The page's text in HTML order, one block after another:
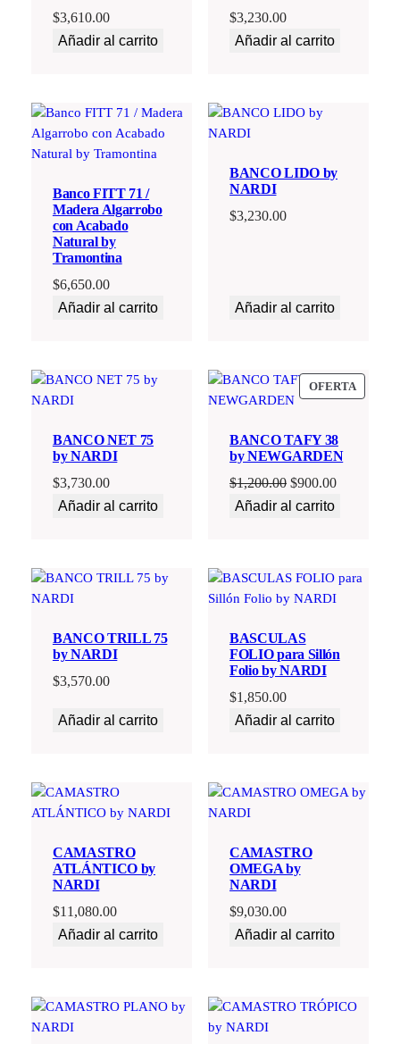
$3,610.00
Añadir al carrito
$3,230.00
Añadir al carrito
Banco FITT 71 /
Madera Algarrobo
con Acabado
Natural by
Tramontina
$6,650.00
Añadir al carrito
BANCO LIDO by
NARDI
$3,230.00
Añadir al carrito
BANCO NET 75
by NARDI
$3,730.00
Añadir al carrito
OFERTA
EN
BANCO TAFY 38
by NEWGARDEN
$1,200.00 El
precio
$1,200.00.
$900.00El
Añadir al carrito
BANCO TRILL 75
by NARDI
$3,570.00
Añadir al carrito
BASCULAS
FOLIO para Sillón
Folio by NARDI
$1,850.00
Añadir al carrito
CAMASTRO
ATLÁNTICO by
NARDI
$11,080.00
Añadir al carrito
CAMASTRO
OMEGA by
NARDI
$9,030.00
Añadir al carrito